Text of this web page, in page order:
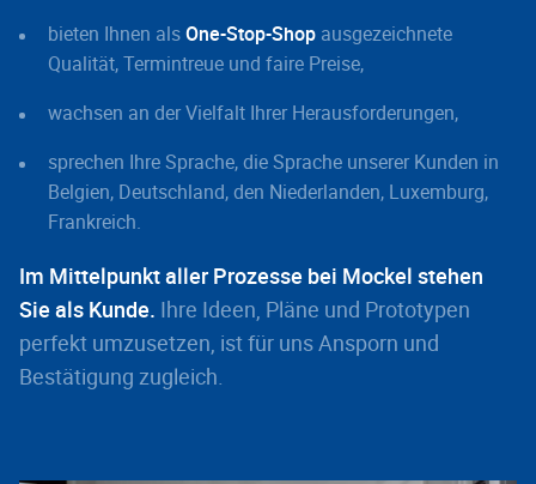
bieten Ihnen alsOne-Stop-Shop ausgezeichnete
Qualität, Termintreue und faire Preise,
wachsen an der Vielfalt Ihrer Herausforderungen,
sprechen Ihre Sprache, die Sprache unserer Kunden in
Belgien, Deutschland, den Niederlanden, Luxemburg,
Frankreich.
Im Mittelpunkt aller Prozesse bei Mockel stehen
Sie als Kunde. Ihre Ideen, Pläne und Prototypen
perfekt umzusetzen, ist für uns Ansporn und
Bestätigung zugleich.